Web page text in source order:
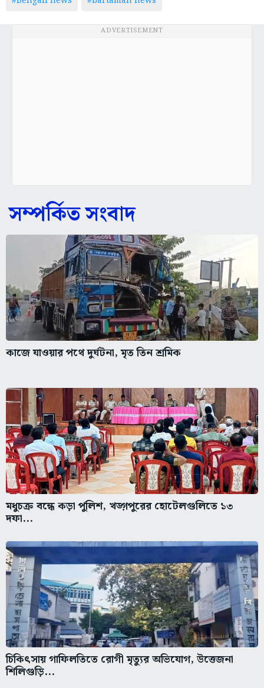
ADVERTISEMENT
সম্পর্কিত সংবাদ
কাজে যাওয়ার পথে দুর্ঘটনা, মৃত তিন শ্রমিক
মধুচক্র বন্ধে কড়া পুলিশ, খড়্গপুরের হোটেলগুলিতে ১৩
দফা...
চিকিৎসায় গাফিলতিতে রোগী মৃত্যুর অভিযোগ, উত্তেজনা
শিলিগুড়ি...